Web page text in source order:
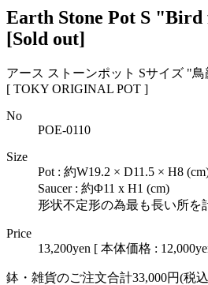
Earth Stone Pot S
[Sold out]
アース ストーンポット Sサイズ "鳥
[ TOKY ORIGINAL POT ]
No
POE-0110
Size
Pot : 約W19.2 × D11.5 × H8
Saucer : 約Φ11 x H1 (cm)
形状不定形の為最も長い所を
Price
13,200yen [ 本体価格 :
鉢・雑貨のご注文合計33,000円(税